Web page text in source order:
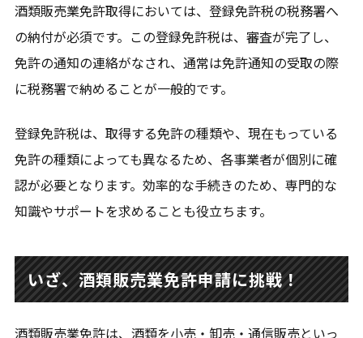
酒類販売業免許取得においては、登録免許税の税務署へ
の納付が必須です。この登録免許税は、審査が完了し、
免許の通知の連絡がなされ、通常は免許通知の受取の際
に税務署で納めることが一般的です。
登録免許税は、取得する免許の種類や、現在もっている
免許の種類によっても異なるため、各事業者が個別に確
認が必要となります。効率的な手続きのため、専門的な
知識やサポートを求めることも役立ちます。
いざ、酒類販売業免許申請に挑戦！
酒類販売業免許は、酒類を小売・卸売・通信販売といっ